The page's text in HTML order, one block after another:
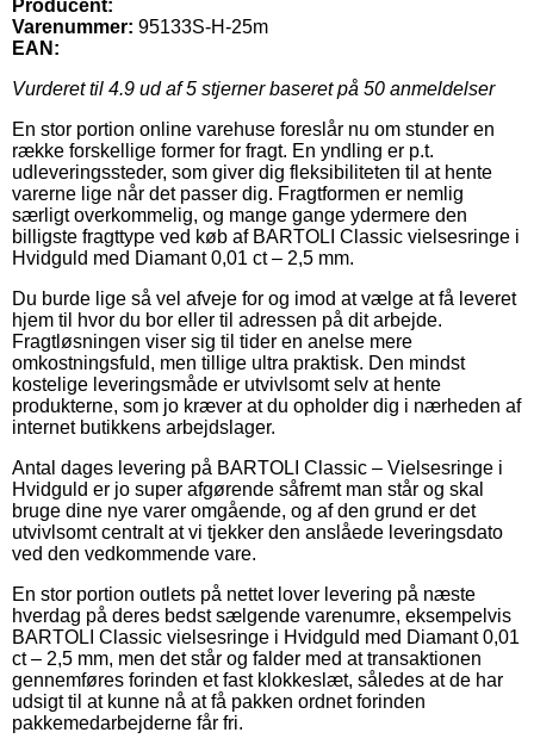
Producent:
Varenummer: 95133S-H-25m
EAN:
Vurderet til 4.9 ud af 5 stjerner baseret på 50 anmeldelser
En stor portion online varehuse foreslår nu om stunder en
række forskellige former for fragt. En yndling er p.t.
udleveringssteder, som giver dig fleksibiliteten til at hente
varerne lige når det passer dig. Fragtformen er nemlig
særligt overkommelig, og mange gange ydermere den
billigste fragttype ved køb af BARTOLI Classic vielsesringe i
Hvidguld med Diamant 0,01 ct – 2,5 mm.
Du burde lige så vel afveje for og imod at vælge at få leveret
hjem til hvor du bor eller til adressen på dit arbejde.
Fragtløsningen viser sig til tider en anelse mere
omkostningsfuld, men tillige ultra praktisk. Den mindst
kostelige leveringsmåde er utvivlsomt selv at hente
produkterne, som jo kræver at du opholder dig i nærheden af
internet butikkens arbejdslager.
Antal dages levering på BARTOLI Classic – Vielsesringe i
Hvidguld er jo super afgørende såfremt man står og skal
bruge dine nye varer omgående, og af den grund er det
utvivlsomt centralt at vi tjekker den anslåede leveringsdato
ved den vedkommende vare.
En stor portion outlets på nettet lover levering på næste
hverdag på deres bedst sælgende varenumre, eksempelvis
BARTOLI Classic vielsesringe i Hvidguld med Diamant 0,01
ct – 2,5 mm, men det står og falder med at transaktionen
gennemføres forinden et fast klokkeslæt, således at de har
udsigt til at kunne nå at få pakken ordnet forinden
pakkemedarbejderne får fri.